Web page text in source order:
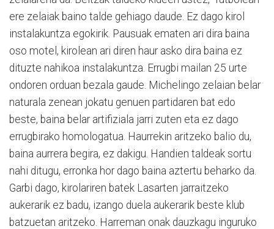
ere zelaiak baino talde gehiago daude. Ez dago kirol
instalakuntza egokirik. Pausuak ematen ari dira baina
oso motel, kirolean ari diren haur asko dira baina ez
dituzte nahikoa instalakuntza. Errugbi mailan 25 urte
ondoren orduan bezala gaude. Michelingo zelaian belar
naturala zenean jokatu genuen partidaren bat edo
beste, baina belar artifiziala jarri zuten eta ez dago
errugbirako homologatua. Haurrekin aritzeko balio du,
baina aurrera begira, ez dakigu. Handien taldeak sortu
nahi ditugu, erronka hor dago baina aztertu beharko da.
Garbi dago, kirolariren batek Lasarten jarraitzeko
aukerarik ez badu, izango duela aukerarik beste klub
batzuetan aritzeko. Harreman onak dauzkagu inguruko